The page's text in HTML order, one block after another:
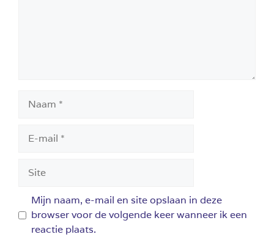
mail
Site
Mijn naam, e-mail en site opslaan in deze
browser voor de volgende keer wanneer ik een
reactie plaats.